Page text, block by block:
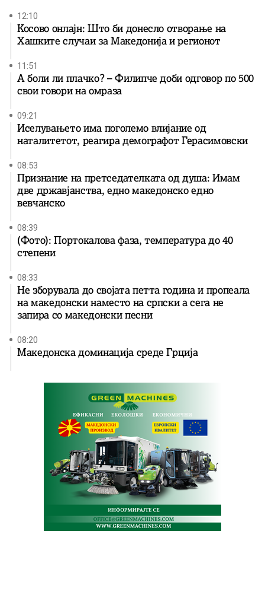
12:10
Косово онлајн: Што би донесло отворање на
Хашките случаи за Македонија и регионот
11:51
А боли ли плачко? – Филипче доби одговор по 500
свои говори на омраза
09:21
Иселувањето има поголемо влијание од
наталитетот, реагира демографот Герасимовски
08:53
Признание на претседателката од душа: Имам
две државјанства, едно македонско едно
вевчанско
08:39
(Фото): Портокалова фаза, температура до 40
степени
08:33
Не зборувала до својата петта година и пропеала
на македонски наместо на српски а сега не
запира со македонски песни
08:20
Македонска доминација среде Грција